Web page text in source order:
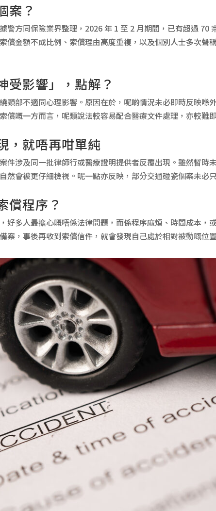
案？
警方同保險業界整理，2026 年 1 至 2 月期間，已有超過 70
償金額不成比例、索償理由高度重複，以及個別人士多次聲
受影響」，點解？
頸部不適同心理影響。原因在於，呢啲情況未必即時反映喺
償嘅一方而言，呢類說法較容易配合醫療文件處理，亦較難
，就唔再咁單純
件涉及同一批律師行或醫療證明提供者反覆出現。雖然暫時
然會被更仔細檢視。呢一點亦反映，部分交通碰瓷個案未必
償程序？
好多人最擔心嘅唔係法律問題，而係程序麻煩、時間成本，
案，事後再收到索償信件，就會發現自己處於相對被動嘅位